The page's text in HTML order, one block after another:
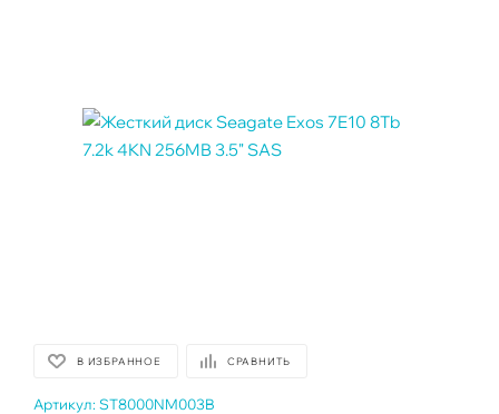
В ИЗБРАННОЕ СРАВНИТЬ
Артикул: ST8000NM003B